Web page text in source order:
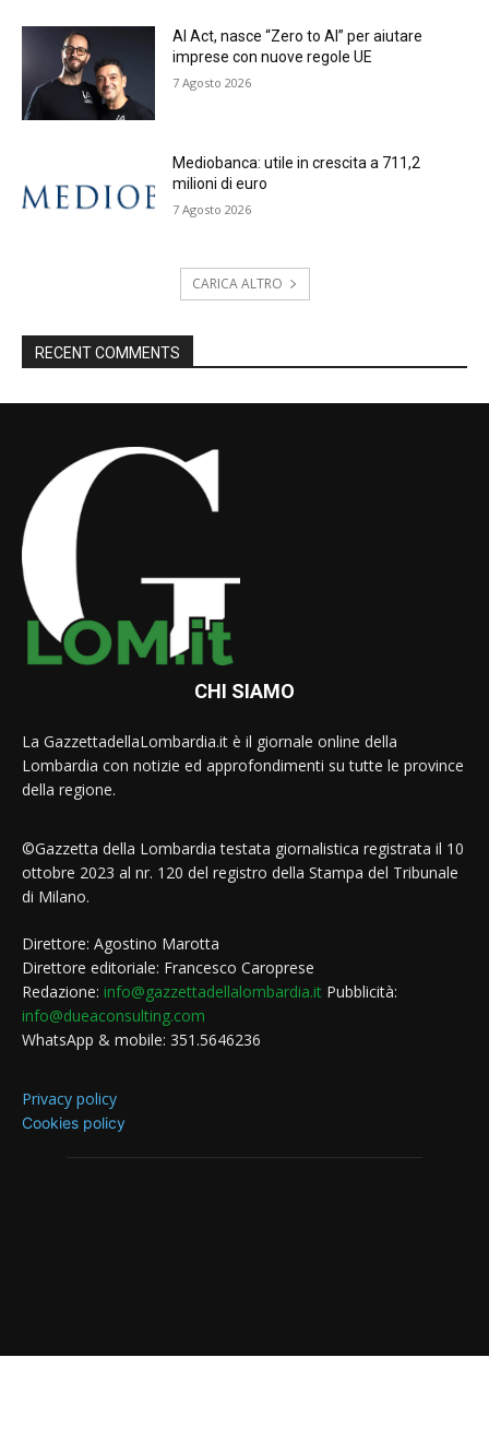
AI Act, nasce “Zero to AI” per aiutare
imprese con nuove regole UE
7 Agosto 2026
Mediobanca: utile in crescita a 711,2
milioni di euro
7 Agosto 2026
CARICA ALTRO
RECENT COMMENTS
CHI SIAMO
La GazzettadellaLombardia.it è il giornale online della
Lombardia con notizie ed approfondimenti su tutte le province
della regione.
©Gazzetta della Lombardia testata giornalistica registrata il 10
ottobre 2023 al nr. 120 del registro della Stampa del Tribunale
di Milano.
Direttore: Agostino Marotta
Direttore editoriale: Francesco Caroprese
Redazione: info@gazzettadellalombardia.it Pubblicità:
info@dueaconsulting.com
WhatsApp & mobile: 351.5646236
Privacy policy
Cookies policy